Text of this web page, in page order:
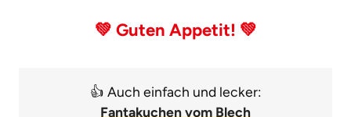
💚 Guten Appetit! 💚
👍 Auch einfach und lecker:
Fantakuchen vom Blech